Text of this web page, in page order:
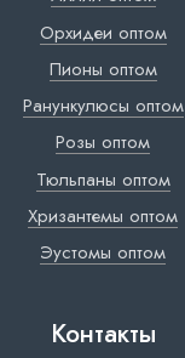
Орхидеи оптом
Пионы оптом
Ранункулюсы оптом
Розы оптом
Тюльпаны оптом
Хризантемы оптом
Эустомы оптом
Контакты